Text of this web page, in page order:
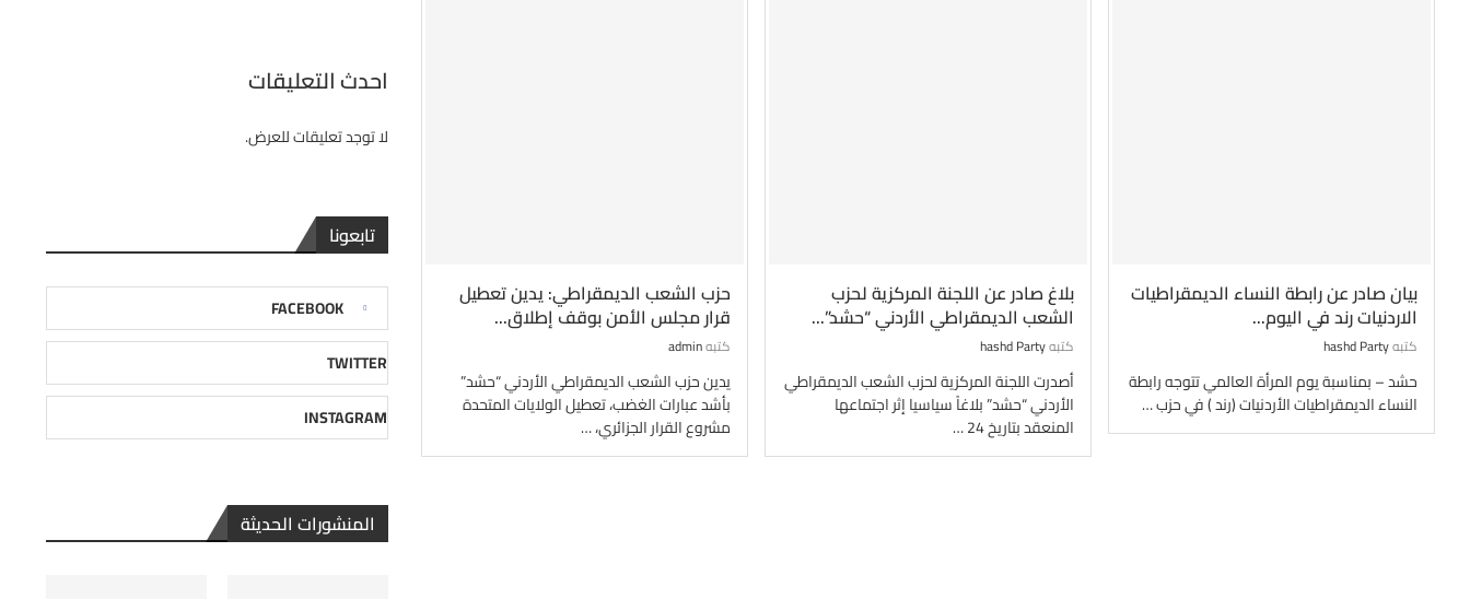
بيان صادر عن رابطة النساء الديمقراطيات
الاردنيات رند في اليوم...
كتبهhashd Party
حشد – بمناسبة يوم المرأة العالمي تتوجه رابطة
النساء الديمقراطيات الأردنيات (رند ) في حزب …
بلاغ صادر عن اللجنة المركزية لحزب
الشعب الديمقراطي الأردني “حشد”...
كتبهhashd Party
أصدرت اللجنة المركزية لحزب الشعب الديمقراطي
الأردني “حشد” بلاغاً سياسيا إثر اجتماعها
المنعقد بتاريخ 24 …
حزب الشعب الديمقراطي: يدين تعطيل
قرار مجلس الأمن بوقف إطلاق...
كتبهadmin
يدين حزب الشعب الديمقراطي الأردني “حشد”
بأشد عبارات الغضب، تعطيل الولايات المتحدة
مشروع القرار الجزائري، …
احدث التعليقات
لا توجد تعليقات للعرض.
تابعونا
FACEBOOK
TWITTER
INSTAGRAM
المنشورات الحديثة